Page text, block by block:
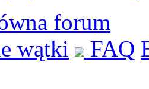
forum
wątki
FAQ